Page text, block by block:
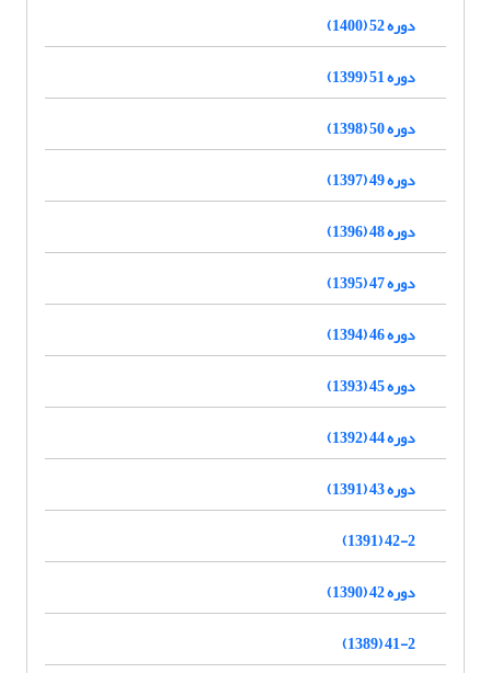
دوره 52 (1400)
دوره 51 (1399)
دوره 50 (1398)
دوره 49 (1397)
دوره 48 (1396)
دوره 47 (1395)
دوره 46 (1394)
دوره 45 (1393)
دوره 44 (1392)
دوره 43 (1391)
42-2 (1391)
دوره 42 (1390)
41-2 (1389)